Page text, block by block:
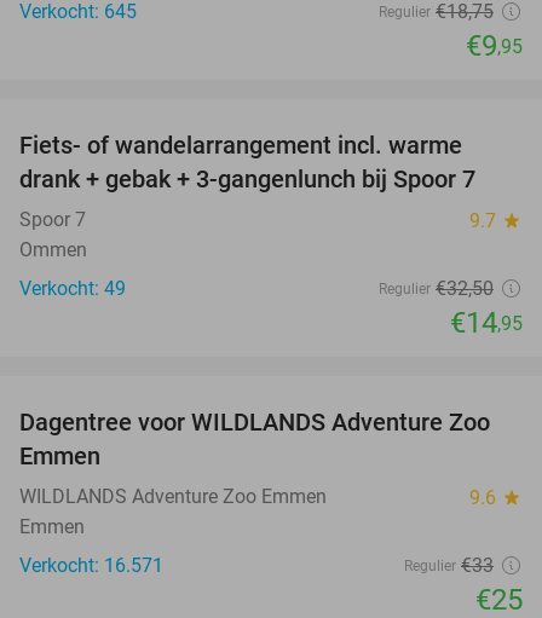
Verkocht: 645 Regulier €18,75
€9,95
TODAY
Fiets- of wandelarrangement incl. warme
drank + gebak + 3-gangenlunch bij Spoor 7
Spoor 7 9.7 star
Ommen
Verkocht: 49
Regulier €32,50
€14,95
24%
Dagentree voor WILDLANDS Adventure Zoo
Emmen
WILDLANDS Adventure Zoo Emmen 9.6 star
Emmen
Verkocht: 16.571
Regulier €33
€25